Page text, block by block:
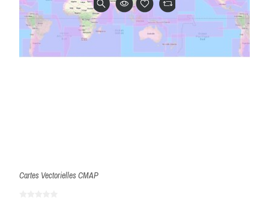
Cartes Vectorielles CMAP